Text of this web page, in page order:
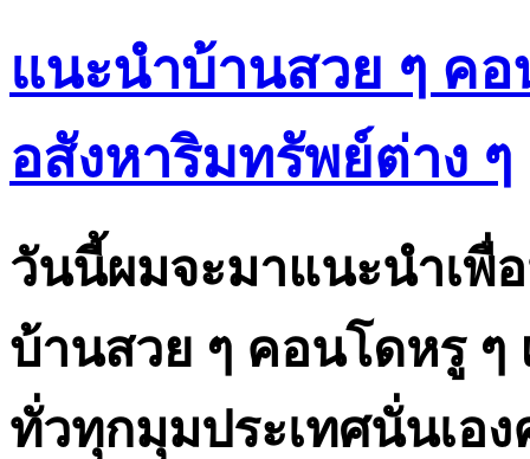
แนะนำบ้านสวย ๆ คอ
อสังหาริมทรัพย์ต่าง ๆ
วันนี้ผมจะมาแนะนำเพื่
บ้านสวย ๆ คอนโดหรู ๆ
ทั่วทุกมุมประเทศนั่นเอง